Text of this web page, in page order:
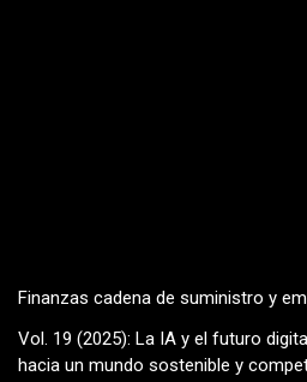
Finanzas cadena de suministro y
Vol. 19 (2025): La IA y el futuro
hacia un mundo sostenible y